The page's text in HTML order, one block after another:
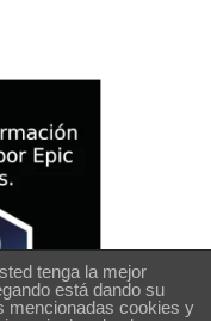
tenga la mejor
está dando su
mencionadas cookies y